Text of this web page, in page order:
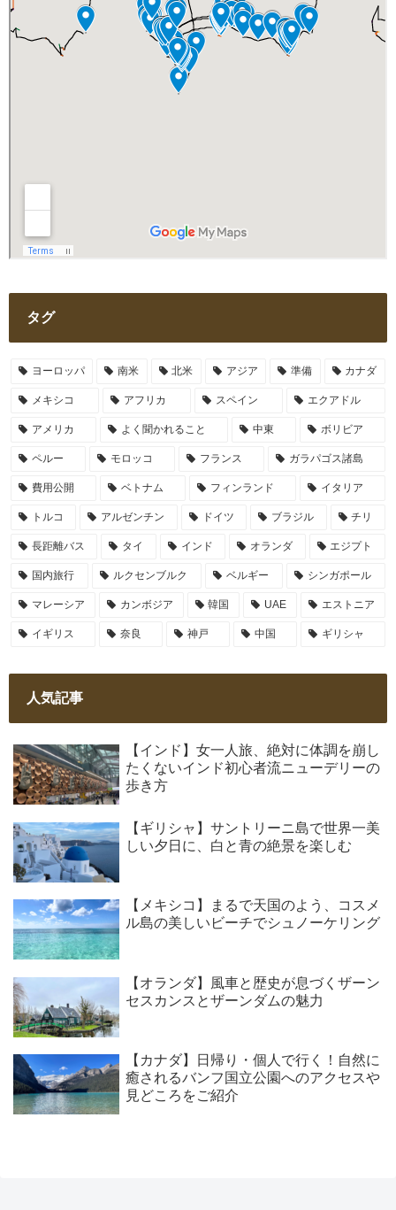
タグ
ヨーロッパ 南米 北米 アジア 準備 カナダ
メキシコ アフリカ スペイン エクアドル
アメリカ よく聞かれること 中東 ボリビア
ペルー モロッコ フランス ガラパゴス諸島
費用公開 ベトナム フィンランド イタリア
トルコ アルゼンチン ドイツ ブラジル チリ
長距離バス タイ インド オランダ エジプト
国内旅行 ルクセンブルク ベルギー シンガポール
マレーシア カンボジア 韓国 UAE エストニア
イギリス 奈良 神戸 中国 ギリシャ
人気記事
【インド】女一人旅、絶対に体調を崩し
たくないインド初心者流ニューデリーの
歩き方
【ギリシャ】サントリーニ島で世界一美
しい夕日に、白と青の絶景を楽しむ
【メキシコ】まるで天国のよう、コスメ
ル島の美しいビーチでシュノーケリング
【オランダ】風車と歴史が息づくザーン
セスカンスとザーンダムの魅力
【カナダ】日帰り・個人で行く！自然に
癒されるバンフ国立公園へのアクセスや
見どころをご紹介